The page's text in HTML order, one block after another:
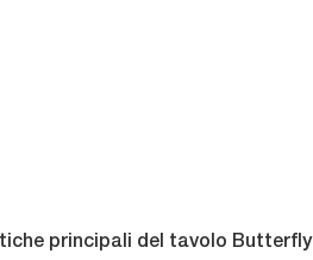
principali del tavolo Butterfly